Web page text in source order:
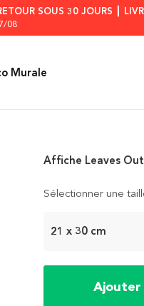
SOUS 30 JOURS ┃
08
Murale
Sélectionner une
21 x 30 cm
Ajouter
Affiche Leaves